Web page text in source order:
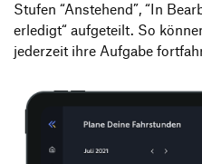
Stufen “Anstehend”, “In
erledigt“ aufgeteilt. So
jederzeit ihre Aufgabe